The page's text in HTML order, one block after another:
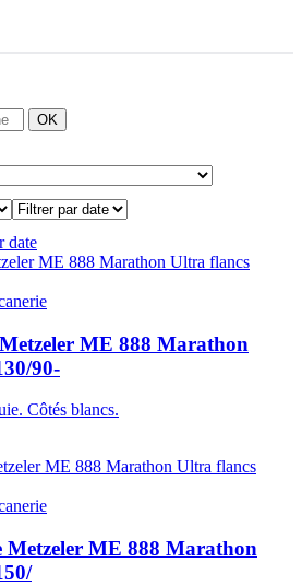
OK
date
ME 888 Marathon
90-
Côtés blancs.
Metzeler ME 888 Marathon